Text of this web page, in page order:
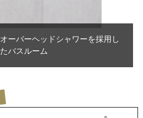
オーバーヘッドシャワーを採用し
たバスルーム